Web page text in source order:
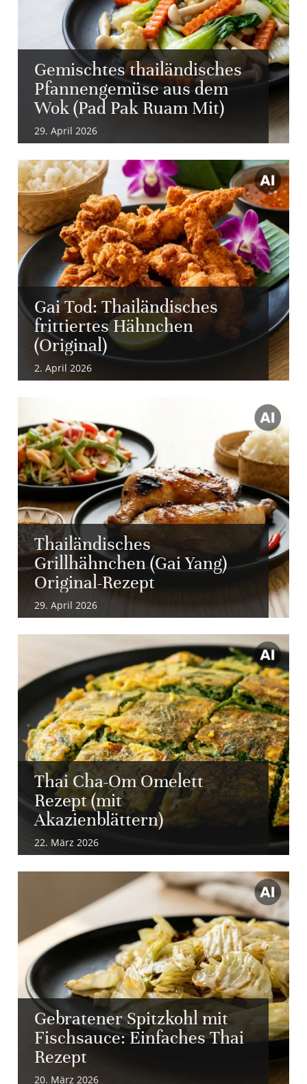
Gemischtes thailändisches
Pfannengemüse aus dem
Wok (Pad Pak Ruam Mit)
29. April 2026
Gai Tod: Thailändisches
frittiertes Hähnchen
(Original)
2. April 2026
Thailändisches
Grillhähnchen (Gai Yang)
Original-Rezept
29. April 2026
Thai Cha-Om Omelett
Rezept (mit
Akazienblättern)
22. März 2026
Gebratener Spitzkohl mit
Fischsauce: Einfaches Thai
Rezept
20. März 2026